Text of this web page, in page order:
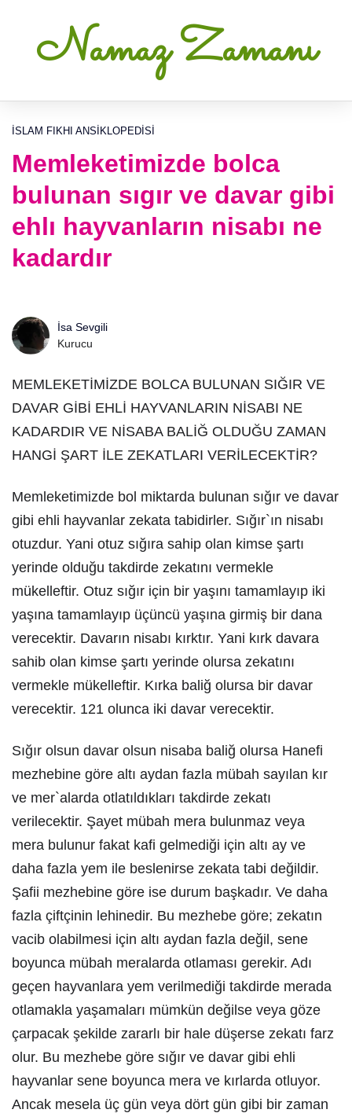
Namaz Zamanı
İSLAM FIKHI ANSIKLOPEDISI
Memleketimizde bolca
bulunan sıgır ve davar gibi
ehlı hayvanların nisabı ne
kadardır
İsa Sevgili
Kurucu
MEMLEKETİMİZDE BOLCA BULUNAN SIĞIR VE
DAVAR GİBİ EHLİ HAYVANLARIN NİSABI NE
KADARDIR VE NİSABA BALİĞ OLDUĞU ZAMAN
HANGİ ŞART İLE ZEKATLARI VERİLECEKTİR?
Memleketimizde bol miktarda bulunan sığır ve davar
gibi ehli hayvanlar zekata tabidirler. Sığır`ın nisabı
otuzdur. Yani otuz sığıra sahip olan kimse şartı
yerinde olduğu takdirde zekatını vermekle
mükelleftir. Otuz sığır için bir yaşını tamamlayıp iki
yaşına tamamlayıp üçüncü yaşına girmiş bir dana
verecektir. Davarın nisabı kırktır. Yani kırk davara
sahib olan kimse şartı yerinde olursa zekatını
vermekle mükelleftir. Kırka baliğ olursa bir davar
verecektir. 121 olunca iki davar verecektir.
Sığır olsun davar olsun nisaba baliğ olursa Hanefi
mezhebine göre altı aydan fazla mübah sayılan kır
ve mer`alarda otlatıldıkları takdirde zekatı
verilecektir. Şayet mübah mera bulunmaz veya
mera bulunur fakat kafi gelmediği için altı ay ve
daha fazla yem ile beslenirse zekata tabi değildir.
Şafii mezhebine göre ise durum başkadır. Ve daha
fazla çiftçinin lehinedir. Bu mezhebe göre; zekatın
vacib olabilmesi için altı aydan fazla değil, sene
boyunca mübah meralarda otlaması gerekir. Adı
geçen hayvanlara yem verilmediği takdirde merada
otlamakla yaşamaları mümkün değilse veya göze
çarpacak şekilde zararlı bir hale düşerse zekatı farz
olur. Bu mezhebe göre sığır ve davar gibi ehli
hayvanlar sene boyunca mera ve kırlarda otluyor.
Ancak mesela üç gün veya dört gün gibi bir zaman